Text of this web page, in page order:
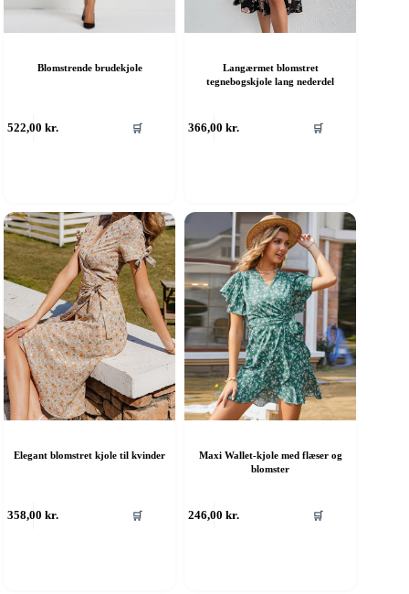
Blomstrende brudekjole
522,00kr. 🛒
Langærmet blomstret
tegnebogskjole lang nederdel
366,00kr. 🛒
vare
kan
vælges
på
varesiden
Elegant blomstret kjole til kvinder
358,00kr. 🛒
Maxi Wallet-kjole med flæser og
blomster
246,00kr. 🛒
vare